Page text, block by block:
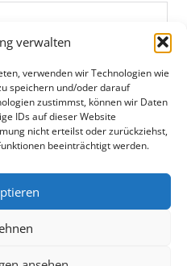
verwalten
verwenden wir Technologien wie
speichern und/oder darauf
zustimmst, können wir Daten
IDs auf dieser Website
nicht erteilst oder zurückziehst,
beeinträchtigt werden.